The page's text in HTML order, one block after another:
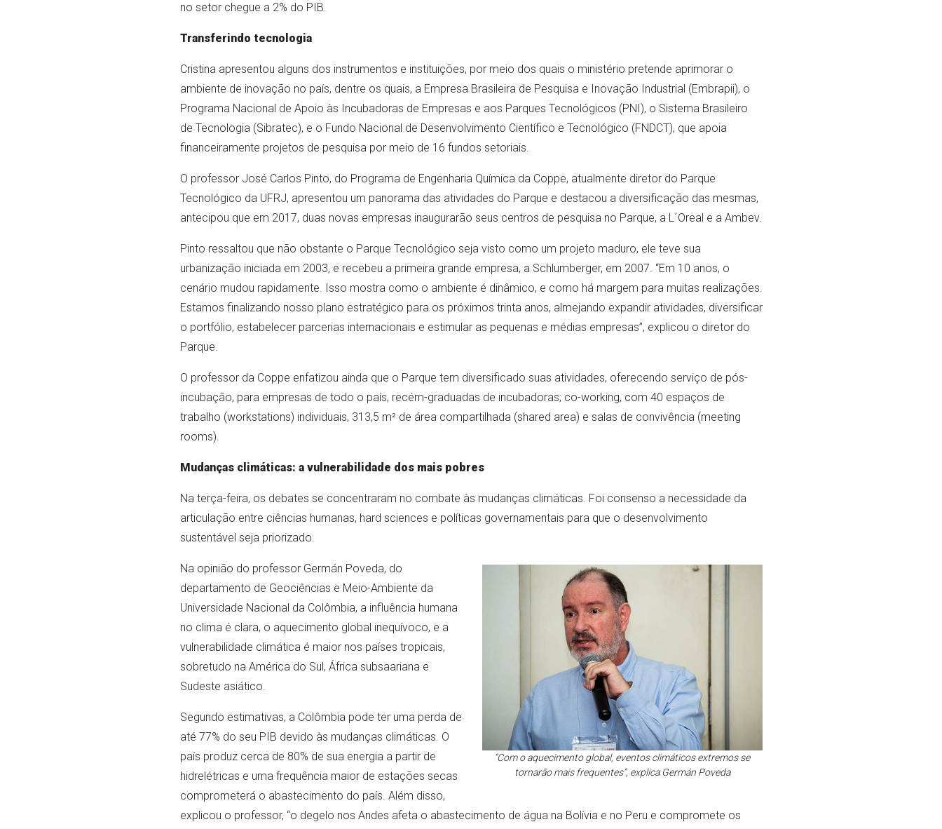
no setor chegue a 2% do PIB.
Transferindo tecnologia
Cristina apresentou alguns dos instrumentos e instituições, por meio dos quais o ministério pretende aprimorar o
ambiente de inovação no país, dentre os quais, a Empresa Brasileira de Pesquisa e Inovação Industrial (Embrapii), o
Programa Nacional de Apoio às Incubadoras de Empresas e aos Parques Tecnológicos (PNI), o Sistema Brasileiro
de Tecnologia (Sibratec), e o Fundo Nacional de Desenvolvimento Científico e Tecnológico (FNDCT), que apoia
financeiramente projetos de pesquisa por meio de 16 fundos setoriais.
O professor José Carlos Pinto, do Programa de Engenharia Química da Coppe, atualmente diretor do Parque
Tecnológico da UFRJ, apresentou um panorama das atividades do Parque e destacou a diversificação das mesmas,
antecipou que em 2017, duas novas empresas inaugurarão seus centros de pesquisa no Parque, a L´Oreal e a Ambev.
Pinto ressaltou que não obstante o Parque Tecnológico seja visto como um projeto maduro, ele teve sua
urbanização iniciada em 2003, e recebeu a primeira grande empresa, a Schlumberger, em 2007. “Em 10 anos, o
cenário mudou rapidamente. Isso mostra como o ambiente é dinâmico, e como há margem para muitas realizações.
Estamos finalizando nosso plano estratégico para os próximos trinta anos, almejando expandir atividades, diversificar
o portfólio, estabelecer parcerias internacionais e estimular as pequenas e médias empresas”, explicou o diretor do
Parque.
O professor da Coppe enfatizou ainda que o Parque tem diversificado suas atividades, oferecendo serviço de pós-
incubação, para empresas de todo o país, recém-graduadas de incubadoras; co-working, com 40 espaços de
trabalho (workstations) individuais, 313,5 m² de área compartilhada (shared area) e salas de convivência (meeting
rooms).
Mudanças climáticas: a vulnerabilidade dos mais pobres
Na terça-feira, os debates se concentraram no combate às mudanças climáticas. Foi consenso a necessidade da
articulação entre ciências humanas, hard sciences e políticas governamentais para que o desenvolvimento
sustentável seja priorizado.
“Com o aquecimento global, eventos climáticos extremos se
tornarão mais frequentes”, explica Germán Poveda
Na opinião do professor Germán Poveda, do
departamento de Geociências e Meio-Ambiente da
Universidade Nacional da Colômbia, a influência humana
no clima é clara, o aquecimento global inequívoco, e a
vulnerabilidade climática é maior nos países tropicais,
sobretudo na América do Sul, África subsaariana e
Sudeste asiático.
Segundo estimativas, a Colômbia pode ter uma perda de
até 77% do seu PIB devido às mudanças climáticas. O
país produz cerca de 80% de sua energia a partir de
hidrelétricas e uma frequência maior de estações secas
comprometerá o abastecimento do país. Além disso,
explicou o professor, “o degelo nos Andes afeta o abastecimento de água na Bolívia e no Peru e compromete os